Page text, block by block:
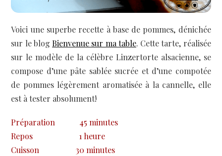
Voici une superbe recette à base de pommes, dénichée
sur le blogBienvenue sur ma table. Cette tarte, réalisée
sur le modèle de la célèbre Linzertorte alsacienne, se
compose d’une pâte sablée sucrée et d’une compotée
de pommes légèrement aromatisée à la cannelle, elle
est à tester absolument!
Préparation
45 minutes
Repos
1 heure
Cuisson
30 minutes